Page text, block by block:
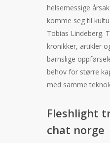
helsemessige
komme seg til
Tobias Lindeberg.
kronikker, artikler
barnslige
behov for større
med samme
Fleshlight
chat norge